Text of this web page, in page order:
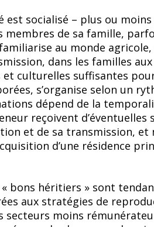
est socialisé – plus ou
de sa famille,
au monde
dans les familles
culturelles suffisantes
s’organise selon un
dépend de la
reçoivent
et de sa transmission,
d’une résidence
bons héritiers » sont
aux stratégies de
secteurs moins